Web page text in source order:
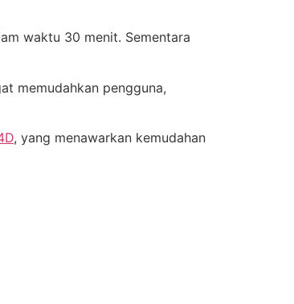
waktu 30 menit. Sementara
memudahkan pengguna,
, yang menawarkan kemudahan